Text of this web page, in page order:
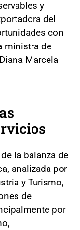
y
del
con
ministra de
Marcela
la balanza de
analizada por
y Turismo,
de
por